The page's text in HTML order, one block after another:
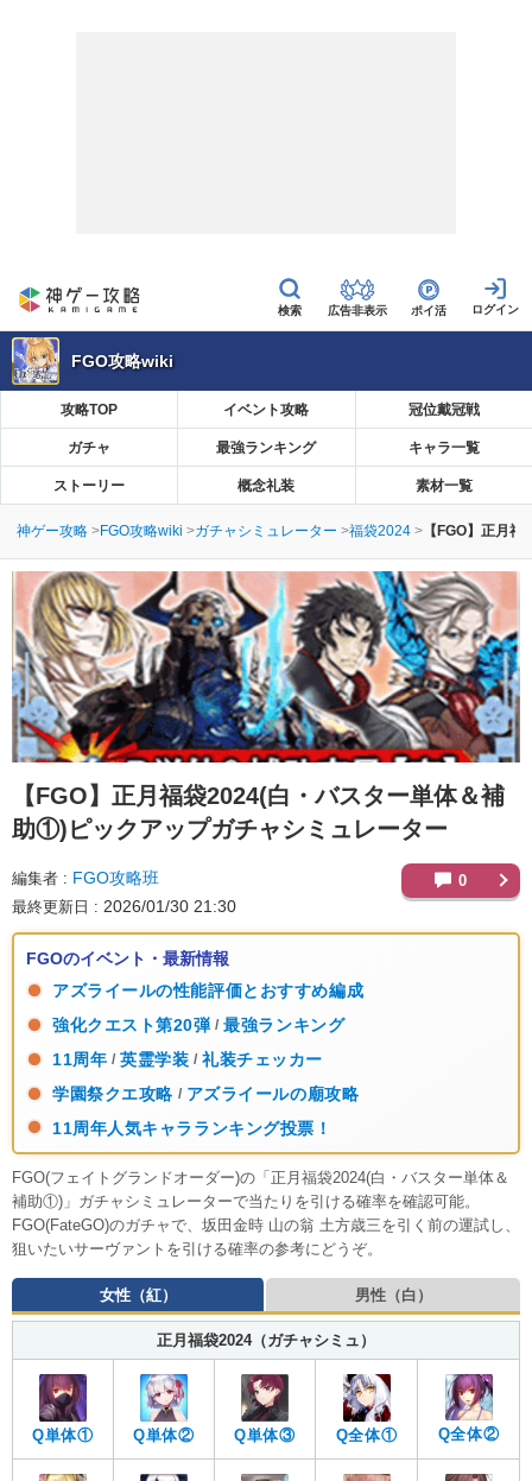
広告非表示 ポイ活
FGO攻略wiki
攻略TOP イベント攻略 冠位戴冠戦
ガチャ 最強ランキング キャラ一覧
ストーリー 概念礼装 素材一覧
神ゲー攻略 FGO攻略wiki ガチャシミュレーター 福袋2024 【FGO】正月
【FGO】 正月福袋2024(白・バスター単体＆補
助①)ピックアップガチャシミュレーター
編集者 FGO攻略班
最終更新日 2026/01/30 21:30
0
FGOのイベント・最新情報
アズライールの性能評価とおすすめ編成
強化クエスト第20弾 / 最強ランキング
11周年 / 英霊学装 / 礼装チェッカー
学園祭クエ攻略 / アズライールの廟攻略
11周年人気キャラランキング投票！
FGO(フェイトグランドオーダー)の「正月福袋2024(白・バスター単体＆
補助①)」ガチャシミュレーターで当たりを引ける確率を確認可能。
FGO(FateGO)のガチャで、坂田金時 山の翁 土方歳三を引く前の運試し、
狙いたいサーヴァントを引ける確率の参考にどうぞ。
女性（紅） 男性（白）
正月福袋2024（ガチャシミュ）
Q単体① Q単体② Q単体③ Q全体① Q全体②